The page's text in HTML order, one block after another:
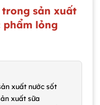
sản xuất
phẩm lỏng
xuất nước sốt
xuất sữa